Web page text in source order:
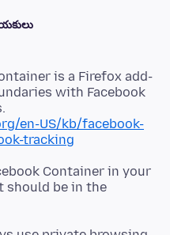
is a Firefox add-
with Facebook
en-US/kb/facebook-
tracking
Container in your
should be in the